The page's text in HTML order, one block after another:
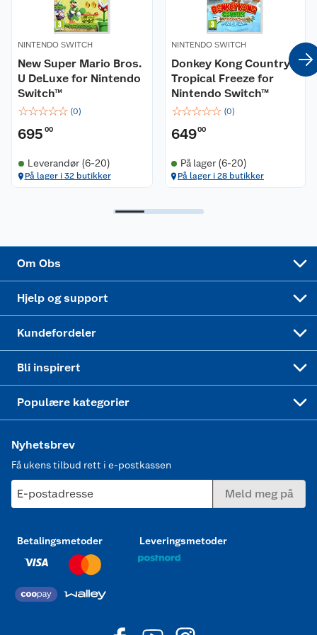
NINTENDO SWITCH
New Super Mario Bros.
U DeLuxe for Nintendo
Switch™
☆☆☆☆☆ (0)
695 00
Leverandør (6-20)
På lager i 32 butikker
NINTENDO SWITCH
Donkey Kong Country:
Tropical Freeze for
Nintendo Switch™
☆☆☆☆☆ (0)
64900
På lager (6-20)
På lager i 28 butikker
Om Obs
Våre merkevarer
Coop kjeder
Ledige stillinger
Bærekraft
Hjelp og support
Ofte stilte spørsmål
Betalingsalternativer
Leveringsalternativer
Pakkesporing
Kjøpsvilkår
Kundefordeler
Åpent kjøp
Coop medlem
Klikk og hent
Bli inspirert
Festdrakter til hele familien
Populære kategorier
Hagemøbler og utemøbler
Nyhetsbrev
Få ukens tilbud rett i e-postkassen
E-postadresse Meld meg på
Betalingsmetoder Leveringsmetoder